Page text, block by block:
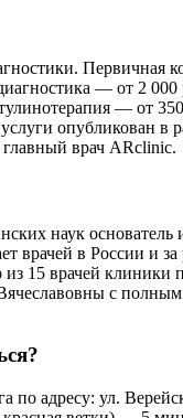
Первичная
— от 2
— от 350
опубликован
врач ARclinic.
наук
врачей в России и
15 врачей клиники
с
по адресу: ул.